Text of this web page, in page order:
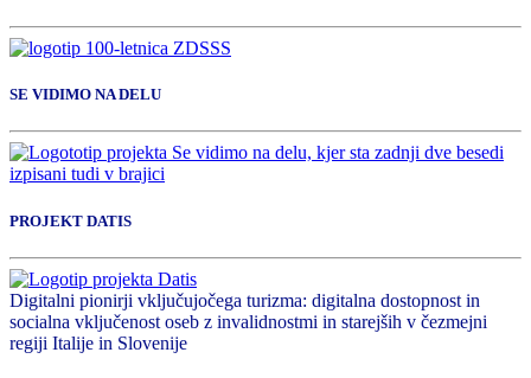
SE VIDIMO NA DELU
PROJEKT DATIS
Digitalni pionirji vključujočega turizma: digitalna dostopnost in
socialna vključenost oseb z invalidnostmi in starejših v čezmejni
regiji Italije in Slovenije